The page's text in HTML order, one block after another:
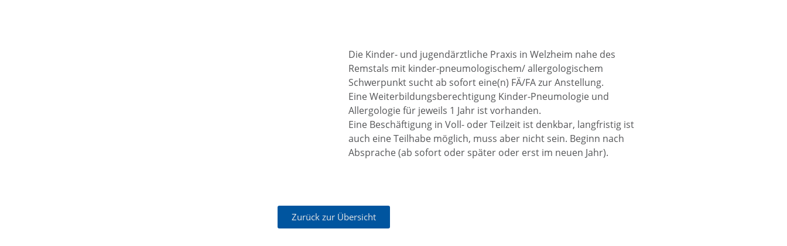
Die Kinder- und jugendärztliche Praxis in Welzheim nahe des
Remstals mit kinder-pneumologischem/ allergologischem
Schwerpunkt sucht ab sofort eine(n) FÄ/FA zur Anstellung.
Eine Weiterbildungsberechtigung Kinder-Pneumologie und
Allergologie für jeweils 1 Jahr ist vorhanden.
Eine Beschäftigung in Voll- oder Teilzeit ist denkbar, langfristig ist
auch eine Teilhabe möglich, muss aber nicht sein. Beginn nach
Absprache (ab sofort oder später oder erst im neuen Jahr).
Zurück zur Übersicht